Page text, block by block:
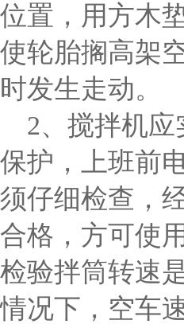
位置，用方木
使轮胎搁高架
时发生走动。
2、搅拌机应
保护，上班前
须仔细检查，
合格，方可使
检验拌筒转速
情况下，空车